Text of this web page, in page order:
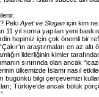
Peki Ayet ve Slogan için kim
11 yıl sonra yapılan yeni
hepimiz için çok önemli bir
araştırmaları en az altı
liderliğinin kimler
sınırında olan ancak
ülkemizde İslamı nasıl
bugünkü bilgi çerçevemizi
Türkiye’de ancak bölük